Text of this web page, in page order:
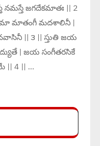
నమస్తే జగదేకమాతః || 2
మాతంగీ మదశాలినీ |
|| ౩ || స్తుతి జయ
| జయ సంగీతరసికే
|| 4 || …